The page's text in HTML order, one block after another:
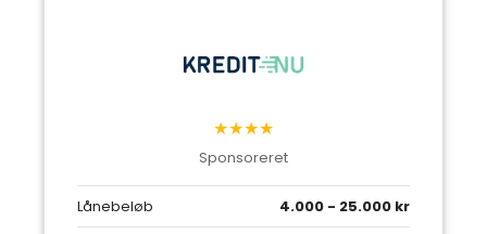
★★★★
Sponsoreret
Lånebeløb
4.000 - 25.000 kr